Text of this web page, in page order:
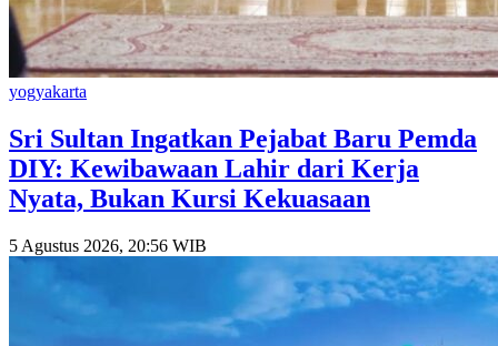
yogyakarta
Sri Sultan Ingatkan Pejabat Baru Pemda
DIY: Kewibawaan Lahir dari Kerja
Nyata, Bukan Kursi Kekuasaan
5 Agustus 2026, 20:56 WIB